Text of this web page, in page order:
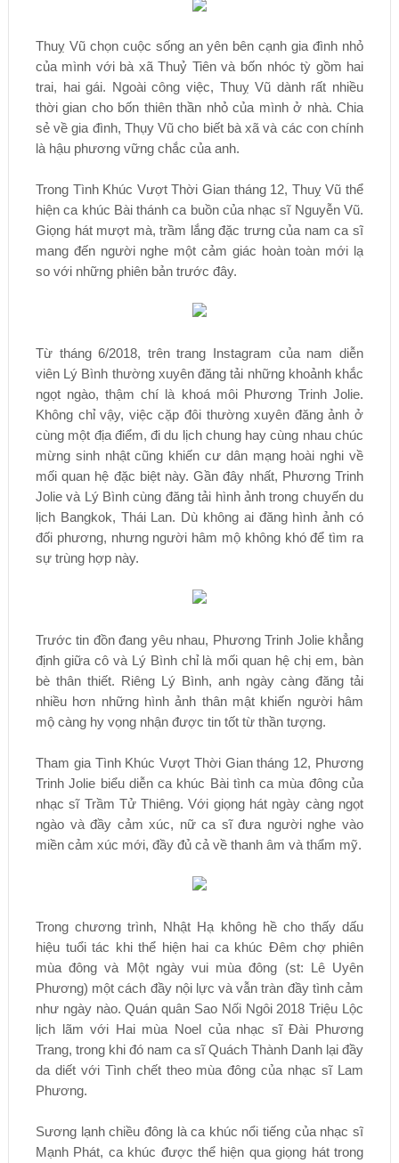
Thuỵ Vũ chọn cuộc sống an yên bên cạnh gia đình nhỏ
của mình với bà xã Thuỷ Tiên và bốn nhóc tỳ gồm hai
trai, hai gái. Ngoài công việc, Thuỵ Vũ dành rất nhiều
thời gian cho bốn thiên thần nhỏ của mình ở nhà. Chia
sẻ về gia đình, Thụy Vũ cho biết bà xã và các con chính
là hậu phương vững chắc của anh.
Trong Tình Khúc Vượt Thời Gian tháng 12, Thuỵ Vũ thể
hiện ca khúc Bài thánh ca buồn của nhạc sĩ Nguyễn Vũ.
Giọng hát mượt mà, trầm lắng đặc trưng của nam ca sĩ
mang đến người nghe một cảm giác hoàn toàn mới lạ
so với những phiên bản trước đây.
Từ tháng 6/2018, trên trang Instagram của nam diễn
viên Lý Bình thường xuyên đăng tải những khoảnh khắc
ngọt ngào, thậm chí là khoá môi Phương Trinh Jolie.
Không chỉ vậy, việc cặp đôi thường xuyên đăng ảnh ở
cùng một địa điểm, đi du lịch chung hay cùng nhau chúc
mừng sinh nhật cũng khiến cư dân mạng hoài nghi về
mối quan hệ đặc biệt này. Gần đây nhất, Phương Trinh
Jolie và Lý Bình cùng đăng tải hình ảnh trong chuyến du
lịch Bangkok, Thái Lan. Dù không ai đăng hình ảnh có
đối phương, nhưng người hâm mộ không khó để tìm ra
sự trùng hợp này.
Trước tin đồn đang yêu nhau, Phương Trinh Jolie khẳng
định giữa cô và Lý Bình chỉ là mối quan hệ chị em, bàn
bè thân thiết. Riêng Lý Bình, anh ngày càng đăng tải
nhiều hơn những hình ảnh thân mật khiến người hâm
mộ càng hy vọng nhận được tin tốt từ thần tượng.
Tham gia Tình Khúc Vượt Thời Gian tháng 12, Phương
Trinh Jolie biểu diễn ca khúc Bài tình ca mùa đông của
nhạc sĩ Trầm Tử Thiêng. Với giọng hát ngày càng ngọt
ngào và đầy cảm xúc, nữ ca sĩ đưa người nghe vào
miền cảm xúc mới, đầy đủ cả về thanh âm và thẩm mỹ.
Trong chương trình, Nhật Hạ không hề cho thấy dấu
hiệu tuổi tác khi thể hiện hai ca khúc Đêm chợ phiên
mùa đông và Một ngày vui mùa đông (st: Lê Uyên
Phương) một cách đầy nội lực và vẫn tràn đầy tình cảm
như ngày nào. Quán quân Sao Nối Ngôi 2018 Triệu Lộc
lịch lãm với Hai mùa Noel của nhạc sĩ Đài Phương
Trang, trong khi đó nam ca sĩ Quách Thành Danh lại đầy
da diết với Tình chết theo mùa đông của nhạc sĩ Lam
Phương.
Sương lạnh chiều đông là ca khúc nổi tiếng của nhạc sĩ
Mạnh Phát, ca khúc được thể hiện qua giọng hát trong